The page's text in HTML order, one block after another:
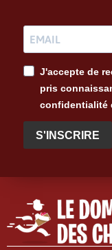
J'accepte de
pris
confidentialité
S'INSCRIRE